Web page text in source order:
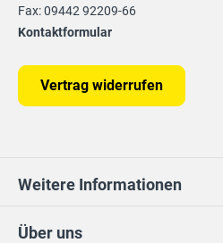
Über uns
Fax: 09442 92209-66
Kontaktformular
Vertrag widerrufen
Weitere Informationen